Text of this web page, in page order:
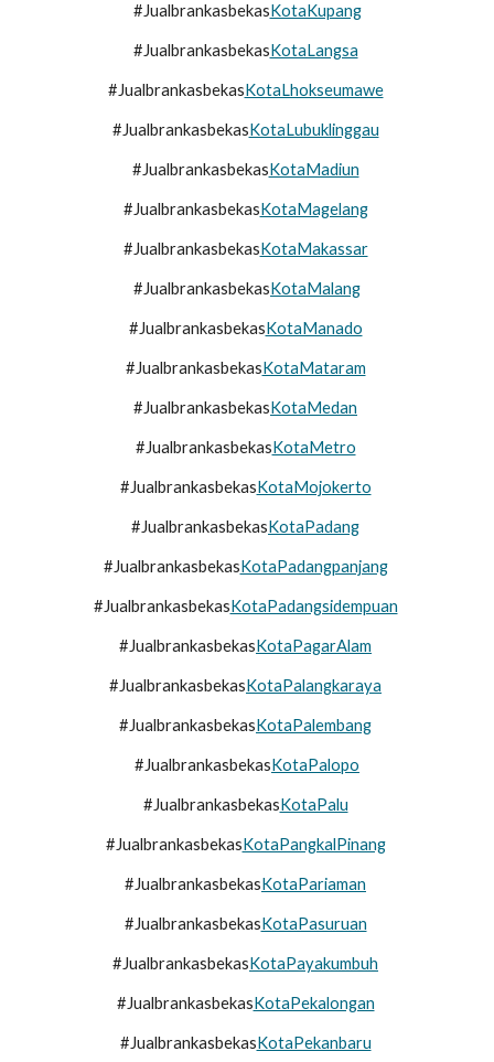
#JualbrankasbekasKotaKupang
#JualbrankasbekasKotaLangsa
#JualbrankasbekasKotaLhokseumawe
#JualbrankasbekasKotaLubuklinggau
#JualbrankasbekasKotaMadiun
#JualbrankasbekasKotaMagelang
#JualbrankasbekasKotaMakassar
#JualbrankasbekasKotaMalang
#JualbrankasbekasKotaManado
#JualbrankasbekasKotaMataram
#JualbrankasbekasKotaMedan
#JualbrankasbekasKotaMetro
#JualbrankasbekasKotaMojokerto
#JualbrankasbekasKotaPadang
#JualbrankasbekasKotaPadangpanjang
#JualbrankasbekasKotaPadangsidempuan
#JualbrankasbekasKotaPagarAlam
#JualbrankasbekasKotaPalangkaraya
#JualbrankasbekasKotaPalembang
#JualbrankasbekasKotaPalopo
#JualbrankasbekasKotaPalu
#JualbrankasbekasKotaPangkalPinang
#JualbrankasbekasKotaPariaman
#JualbrankasbekasKotaPasuruan
#JualbrankasbekasKotaPayakumbuh
#JualbrankasbekasKotaPekalongan
#JualbrankasbekasKotaPekanbaru